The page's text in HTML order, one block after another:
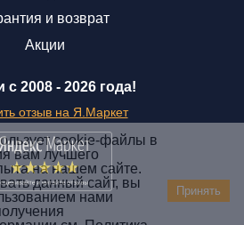
с 2008 - 2026 года!
отзыв на Я.Маркет
и возврат
Акции
cookie-файлы в
вам лучшего
на нашем сайте.
данный сайт, вы
нами
Принять